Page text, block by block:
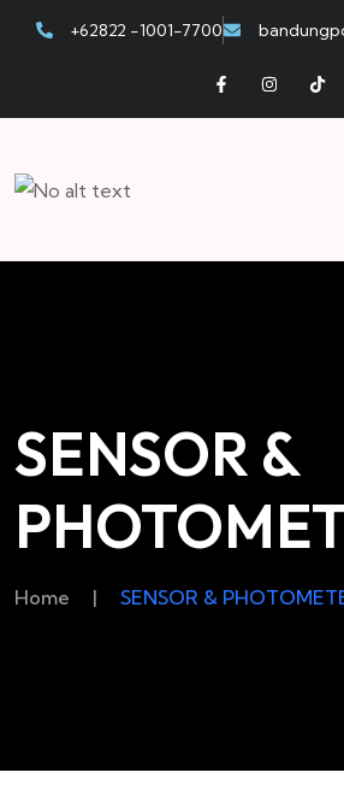
+62822 -1001-7700
SENSOR &
Home | SENSOR &